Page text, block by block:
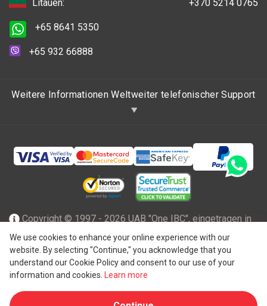
We use cookies to enhance your online experience with our
website. By selecting "Continue," you acknowledge that you
understand our Cookie Policy and consent to our use of your
information and cookies.
Learn more
Litauen: +370 5214 0765
+65 8641 5350
+65 932 66888
Weitere Informationen Weltweiter telefonischer Support
Copyright © 1997 - 2026 UAB "One IBC", eingetragen in
der Republik Litauen mit beschränkter Haftung und Mitglied
des One IBC Netzwerks einer unabhängigen und separaten
juristischen Person, die mit der One IBC
Limited"), einer Schweizer Einheit, verbunden ist. Alle